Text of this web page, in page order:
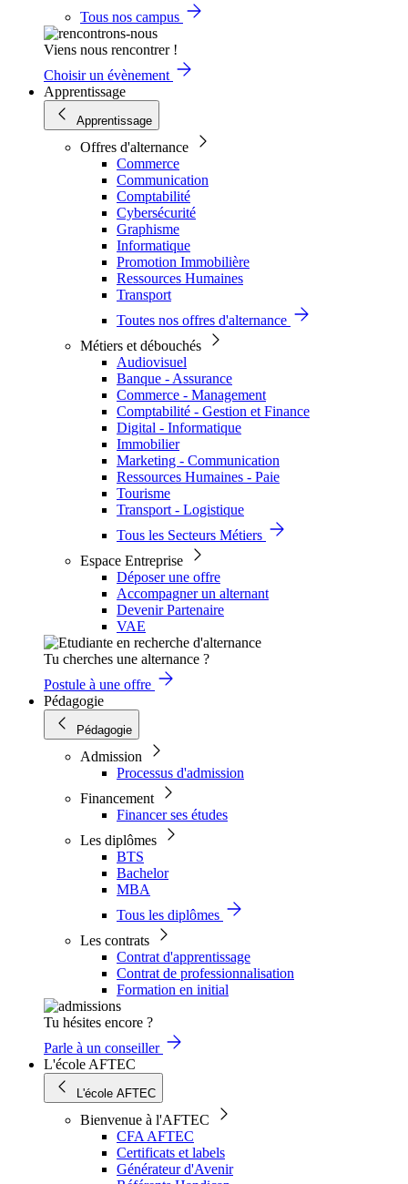
Tous nos campus
Viens nous rencontrer !
Choisir un évènement
Apprentissage
Apprentissage
Offres d'alternance
Commerce
Communication
Comptabilité
Cybersécurité
Graphisme
Informatique
Promotion Immobilière
Ressources Humaines
Transport
Toutes nos offres d'alternance
Métiers et débouchés
Audiovisuel
Banque - Assurance
Commerce - Management
Comptabilité - Gestion et Finance
Digital - Informatique
Immobilier
Marketing - Communication
Ressources Humaines - Paie
Tourisme
Transport - Logistique
Tous les Secteurs Métiers
Espace Entreprise
Déposer une offre
Accompagner un alternant
Devenir Partenaire
VAE
Tu cherches une alternance ?
Postule à une offre
Pédagogie
Pédagogie
Admission
Processus d'admission
Financement
Financer ses études
Les diplômes
BTS
Bachelor
MBA
Tous les diplômes
Les contrats
Contrat d'apprentissage
Contrat de professionnalisation
Formation en initial
Tu hésites encore ?
Parle à un conseiller
L'école AFTEC
L'école AFTEC
Bienvenue à l'AFTEC
CFA AFTEC
Certificats et labels
Générateur d'Avenir